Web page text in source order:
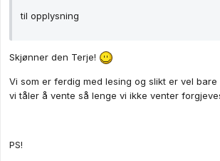
til opplysning
Skjønner den Terje!
Vi som er ferdig med lesing og slikt er vel bare
vi tåler å vente så lenge vi ikke venter
PS!